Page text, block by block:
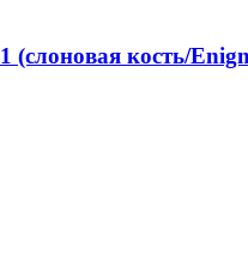
(слоновая кость/